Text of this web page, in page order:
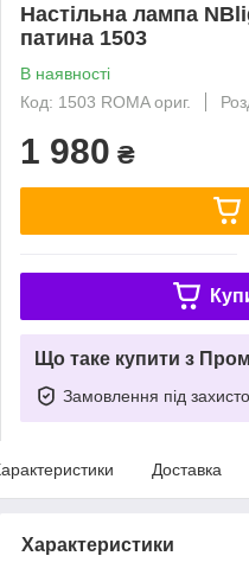
Настільна лампа
патина 1503
В наявності
Код: 1503 ROMA ориг.
1 980 ₴
Що таке купити з
Замовлення під
Доставка
Характеристики